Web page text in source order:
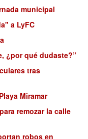
municipal
a LyFC
¿por qué dudaste?”
tras
Miramar
remozar la calle
robos en